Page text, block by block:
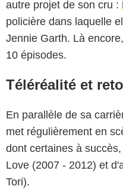
autre projet de son cru :
policière dans laquelle
Jennie Garth. Là
10 épisodes.
Téléréalité et
En parallèle de sa
met régulièrement en
dont certaines à
Love (2007 - 2012) et
Tori).